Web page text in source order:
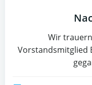
Wir
Vorstandsmitglied